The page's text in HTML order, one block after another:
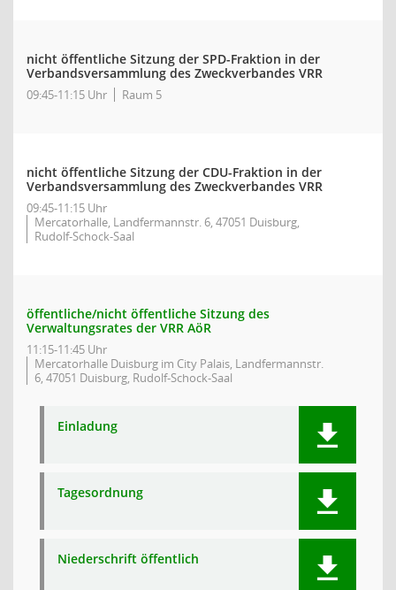
nicht öffentliche Sitzung der SPD-Fraktion in der
Verbandsversammlung des Zweckverbandes VRR
09:45-11:15 Uhr Raum 5
nicht öffentliche Sitzung der CDU-Fraktion in der
Verbandsversammlung des Zweckverbandes VRR
09:45-11:15 Uhr
Mercatorhalle, Landfermannstr. 6, 47051 Duisburg,
Rudolf-Schock-Saal
öffentliche/nicht öffentliche Sitzung des
Verwaltungsrates der VRR AöR
11:15-11:45 Uhr
Mercatorhalle Duisburg im City Palais, Landfermannstr.
6, 47051 Duisburg, Rudolf-Schock-Saal
Einladung
Tagesordnung
Niederschrift öffentlich